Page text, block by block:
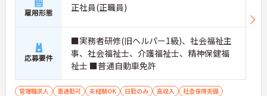
雇用形態 正社員(正職員)
応募要件
■実務者研修(旧ヘルパー1級)、社会福祉主
事、社会福祉士、介護福祉士、精神保健福
祉士 ■普通自動車免許
管理職求人 車通勤可 未経験OK 日勤のみ 高収入
社会保険完備